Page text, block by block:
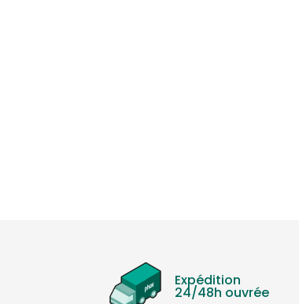
Expédition
24/48h ouvrée